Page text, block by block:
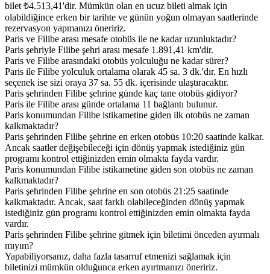
bilet ₺4.513,41'dir. Mümkün olan en ucuz bileti almak için
olabildiğince erken bir tarihte ve günün yoğun olmayan saatlerinde
rezervasyon yapmanızı öneririz.
Paris ve Filibe arası mesafe otobüs ile ne kadar uzunluktadır?
Paris şehriyle Filibe şehri arası mesafe 1.891,41 km'dir.
Paris ve Filibe arasındaki otobüs yolculuğu ne kadar sürer?
Paris ile Filibe yolculuk ortalama olarak 45 sa. 3 dk.'dır. En hızlı
seçenek ise sizi oraya 37 sa. 55 dk. içerisinde ulaştıracaktır.
Paris şehrinden Filibe şehrine günde kaç tane otobüs gidiyor?
Paris ile Filibe arası günde ortalama 11 bağlantı bulunur.
Paris konumundan Filibe istikametine giden ilk otobüs ne zaman
kalkmaktadır?
Paris şehrinden Filibe şehrine en erken otobüs 10:20 saatinde kalkar.
Ancak saatler değişebileceği için dönüş yapmak istediğiniz gün
programı kontrol ettiğinizden emin olmakta fayda vardır.
Paris konumundan Filibe istikametine giden son otobüs ne zaman
kalkmaktadır?
Paris şehrinden Filibe şehrine en son otobüs 21:25 saatinde
kalkmaktadır. Ancak, saat farklı olabileceğinden dönüş yapmak
istediğiniz gün programı kontrol ettiğinizden emin olmakta fayda
vardır.
Paris şehrinden Filibe şehrine gitmek için biletimi önceden ayırmalı
mıyım?
Yapabiliyorsanız, daha fazla tasarruf etmenizi sağlamak için
biletinizi mümkün olduğunca erken ayırtmanızı öneririz.